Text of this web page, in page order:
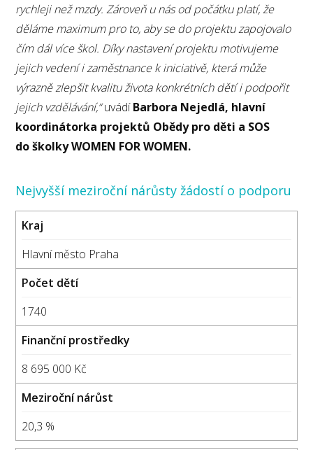
rychleji než mzdy. Zároveň u nás od počátku platí, že
děláme maximum pro to, aby se do projektu zapojovalo
čím dál více škol. Díky nastavení projektu motivujeme
jejich vedení i zaměstnance k iniciativě, která může
výrazně zlepšit kvalitu života konkrétních dětí i podpořit
jejich vzdělávání,“uvádíBarbora Nejedlá, hlavní
koordinátorka projektů Obědy pro děti a SOS
do školky WOMEN FOR WOMEN.
Nejvyšší meziroční nárůsty žádostí o podporu
Hlavní město Praha
1740
8 695 000 Kč
20,3 %